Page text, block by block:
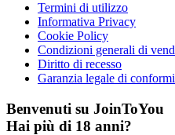
Termini di utilizzo
Informativa Privacy
Cookie Policy
Condizioni generali di
Diritto di recesso
Garanzia legale di
Benvenuti su JoinToYou
Hai più di 18 anni?